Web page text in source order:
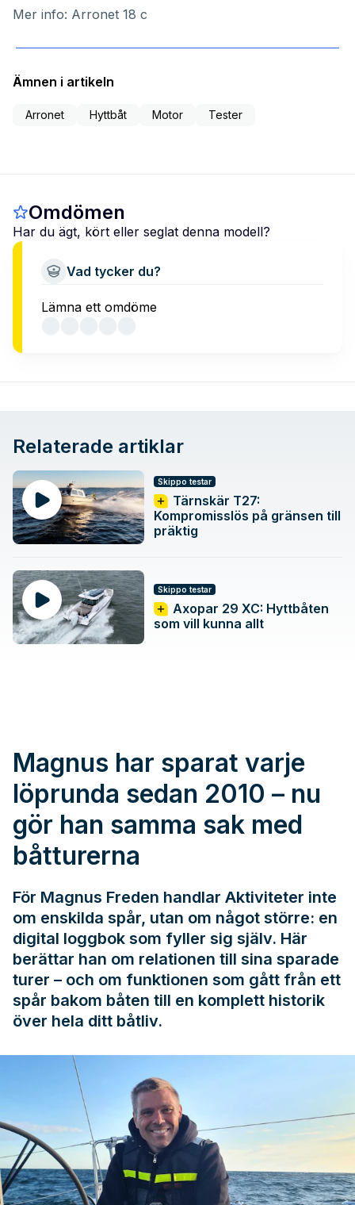
Mer info: Arronet 18 c
Ämnen i artikeln
Arronet Hyttbåt Motor Tester
Omdömen
Har du ägt, kört eller seglat denna modell?
Vad tycker du?
Lämna ett omdöme
Relaterade artiklar
Skippo testar
Tärnskär T27:
Kompromisslös på gränsen till
präktig
Skippo testar
Axopar 29 XC: Hyttbåten
som vill kunna allt
Magnus har sparat varje
löprunda sedan 2010 – nu
gör han samma sak med
båtturerna
För Magnus Freden handlar Aktiviteter inte
om enskilda spår, utan om något större: en
digital loggbok som fyller sig själv. Här
berättar han om relationen till sina sparade
turer – och om funktionen som gått från ett
spår bakom båten till en komplett historik
över hela ditt båtliv.